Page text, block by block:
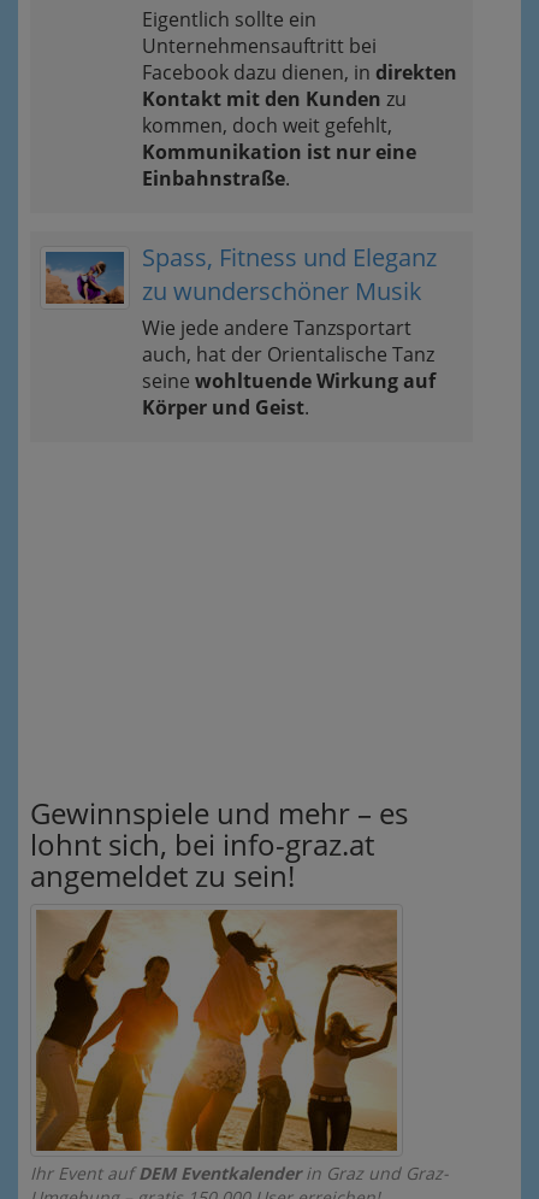
Eigentlich sollte ein
Unternehmensauftritt bei
Facebook dazu dienen, in direkten
Kontakt mit den Kunden zu
kommen, doch weit gefehlt,
Kommunikation ist nur eine
Einbahnstraße.
Spass, Fitness und Eleganz
zu wunderschöner Musik
Wie jede andere Tanzsportart
auch, hat der Orientalische Tanz
seine wohltuende Wirkung auf
Körper und Geist.
Gewinnspiele und mehr – es
lohnt sich, bei info-graz.at
angemeldet zu sein!
Ihr Event aufDEM Eventkalenderin Graz und Graz-